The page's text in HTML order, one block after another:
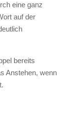
eine ganz
auf der
bereits
Anstehen, wenn